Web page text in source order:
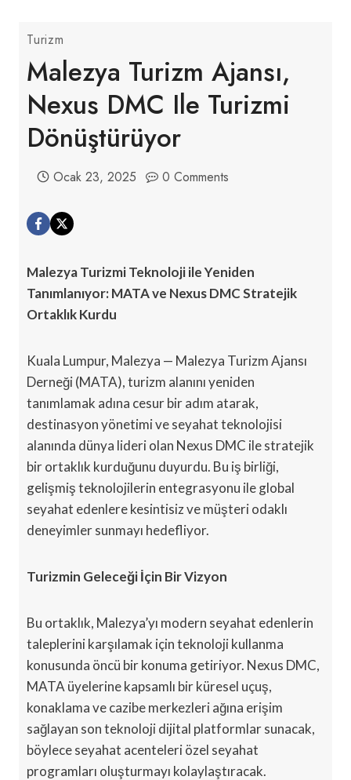
Turizm
Malezya Turizm Ajansı,
Nexus DMC Ile Turizmi
Dönüştürüyor
Ocak 23, 2025 0 Comments
Malezya Turizmi Teknoloji ile Yeniden
Tanımlanıyor: MATA ve Nexus DMC Stratejik
Ortaklık Kurdu
Kuala Lumpur, Malezya — Malezya Turizm Ajansı
Derneği (MATA), turizm alanını yeniden
tanımlamak adına cesur bir adım atarak,
destinasyon yönetimi ve seyahat teknolojisi
alanında dünya lideri olan Nexus DMC ile stratejik
bir ortaklık kurduğunu duyurdu. Bu iş birliği,
gelişmiş teknolojilerin entegrasyonu ile global
seyahat edenlere kesintisiz ve müşteri odaklı
deneyimler sunmayı hedefliyor.
Turizmin Geleceği İçin Bir Vizyon
Bu ortaklık, Malezya’yı modern seyahat edenlerin
taleplerini karşılamak için teknoloji kullanma
konusunda öncü bir konuma getiriyor. Nexus DMC,
MATA üyelerine kapsamlı bir küresel uçuş,
konaklama ve cazibe merkezleri ağına erişim
sağlayan son teknoloji dijital platformlar sunacak,
böylece seyahat acenteleri özel seyahat
programları oluşturmayı kolaylaştıracak.